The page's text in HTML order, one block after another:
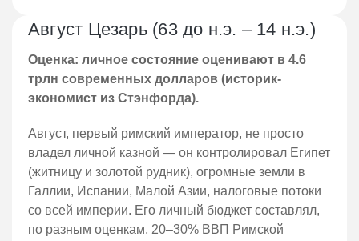
Август Цезарь (63 до н.э. – 14 н.э.)
Оценка: личное состояние оценивают в 4.6
трлн современных долларов (историк-
экономист из Стэнфорда).
Август, первый римский император, не просто
владел личной казной — он контролировал Египет
(житницу и золотой рудник), огромные земли в
Галлии, Испании, Малой Азии, налоговые потоки
со всей империи. Его личный бюджет составлял,
по разным оценкам, 20–30% ВВП Римской